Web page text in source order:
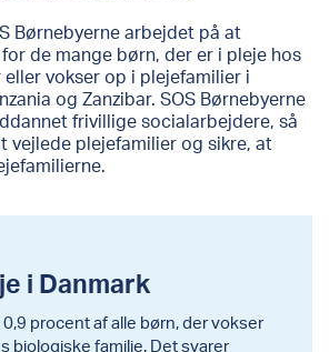
Børnebyerne arbejdet på at
de mange børn, der er i pleje hos
vokser op i plejefamilier i
og Zanzibar. SOS Børnebyerne
frivillige socialarbejdere, så
vejlede plejefamilier og sikre, at
i Danmark
procent af alle børn, der vokser
biologiske familie. Det svarer